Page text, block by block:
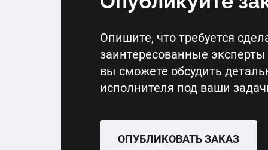
Опишите, что требуется
заинтересованные
вы сможете обсудить
исполнителя под ваши
ОПУБЛИКОВАТЬ ЗАКАЗ